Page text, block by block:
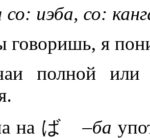
иэба, со:
говоришь, я
полной или
на ば–ба